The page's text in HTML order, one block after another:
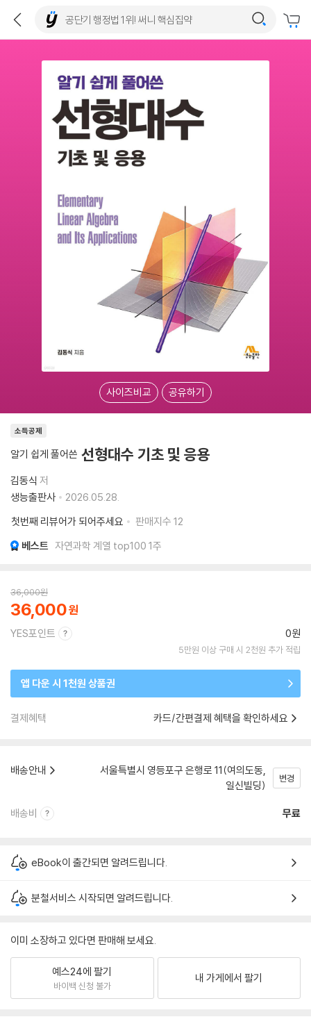
사이즈비교 공유하기
소득공제
알기 쉽게 풀어쓴 선형대수 기초 및 응용
김동식 저
생능출판사
2026.05.28.
첫번째 리뷰어가 되어주세요
판매지수 12
베스트 자연과학 계열 top100 1주
36,000원
36,000
YES포인트 0원
5만원 이상 구매 시 2천원 추가 적립
앱 다운 시 1천원 상품권
결제혜택 카드/간편결제 혜택을 확인하세요
배송안내
서울특별시 영등포구 은행로 11(여의도동,
일신빌딩)
변경
배송비 무료
eBook이 출간되면 알려드립니다.
분철서비스 시작되면 알려드립니다.
이미 소장하고 있다면 판매해 보세요.
예스24에 팔기
바이백 신청 불가
내 가게에서 팔기